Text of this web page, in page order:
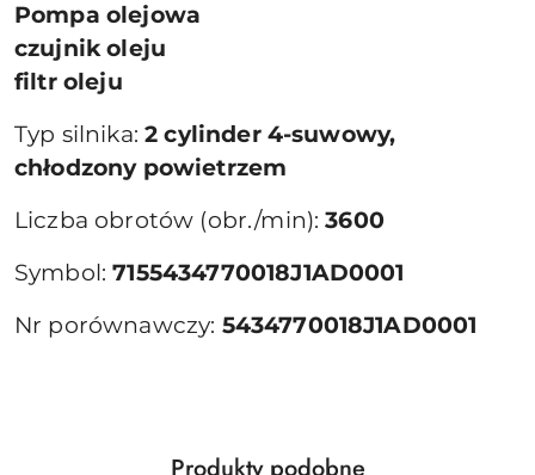
Pompa olejowa
czujnik oleju
filtr oleju
Typ silnika:2 cylinder 4-suwowy,
chłodzony powietrzem
Liczba obrotów (obr./min):3600
Symbol:7155434770018J1AD0001
Nr porównawczy: 5434770018J1AD0001
Produkty